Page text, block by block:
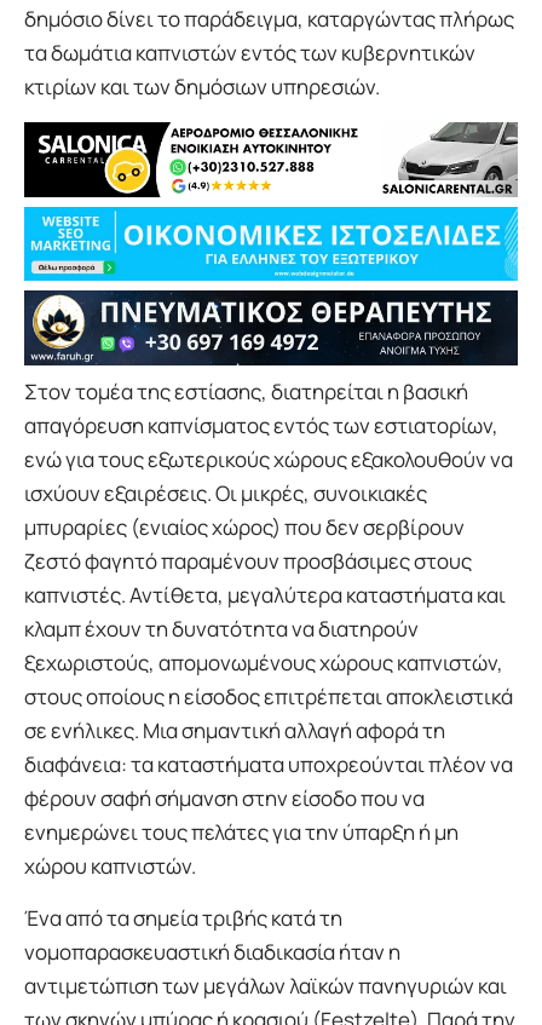
δημόσιο δίνει το παράδειγμα, καταργώντας πλήρως
τα δωμάτια καπνιστών εντός των κυβερνητικών
κτιρίων και των δημόσιων υπηρεσιών.
Στον τομέα της εστίασης, διατηρείται η βασική
απαγόρευση καπνίσματος εντός των εστιατορίων,
ενώ για τους εξωτερικούς χώρους εξακολουθούν να
ισχύουν εξαιρέσεις. Οι μικρές, συνοικιακές
μπυραρίες (ενιαίος χώρος) που δεν σερβίρουν
ζεστό φαγητό παραμένουν προσβάσιμες στους
καπνιστές. Αντίθετα, μεγαλύτερα καταστήματα και
κλαμπ έχουν τη δυνατότητα να διατηρούν
ξεχωριστούς, απομονωμένους χώρους καπνιστών,
στους οποίους η είσοδος επιτρέπεται αποκλειστικά
σε ενήλικες. Μια σημαντική αλλαγή αφορά τη
διαφάνεια: τα καταστήματα υποχρεούνται πλέον να
φέρουν σαφή σήμανση στην είσοδο που να
ενημερώνει τους πελάτες για την ύπαρξη ή μη
χώρου καπνιστών.
Ένα από τα σημεία τριβής κατά τη
νομοπαρασκευαστική διαδικασία ήταν η
αντιμετώπιση των μεγάλων λαϊκών πανηγυριών και
των σκηνών μπύρας ή κρασιού (Festzelte). Παρά την